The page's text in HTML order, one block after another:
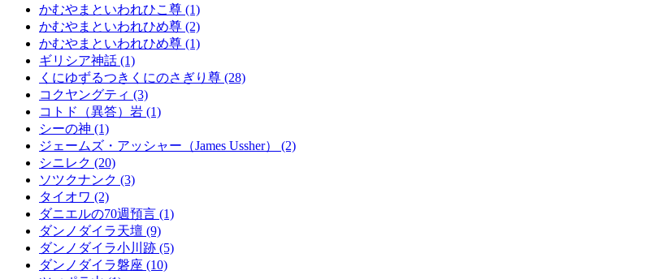
かむやまといわれひこ尊 (1)
かむやまといわれひめ尊 (2)
かむやまといわれひめ尊 (1)
ギリシア神話 (1)
くにゆずるつきくにのさぎり尊 (28)
コクヤングティ (3)
コトド（異答）岩 (1)
シーの神 (1)
ジェームズ・アッシャー（James Ussher） (2)
シニレク (20)
ソツクナンク (3)
タイオワ (2)
ダニエルの70週預言 (1)
ダンノダイラ天壇 (9)
ダンノダイラ小川跡 (5)
ダンノダイラ磐座 (10)